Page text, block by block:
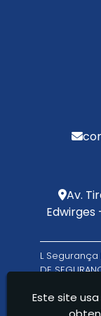
Serviço de
Serviço de
Serviços de
Zeladoria
Av.
Edwirges
L Segurança
DE
Este site